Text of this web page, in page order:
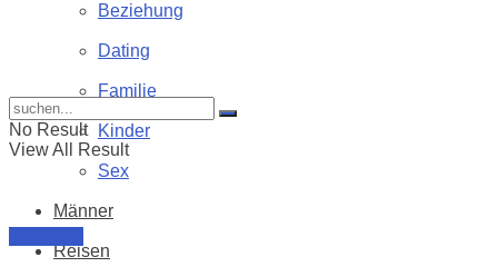
Beziehung
Dating
Familie
Kinder
Sex
Männer
Reisen
No Result
View All Result